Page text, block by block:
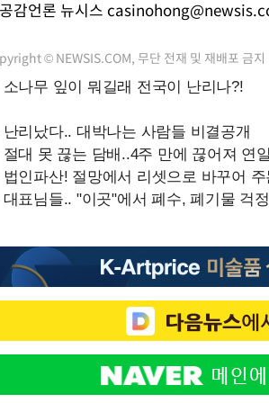
감언론 뉴시스
© NEWSIS.COM, 무단 전재 및 재배포 금지